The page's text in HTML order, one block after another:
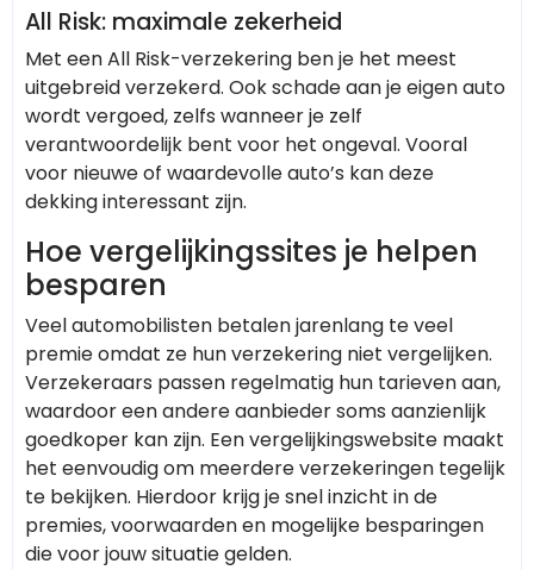
All Risk: maximale zekerheid
Met een All Risk-verzekering ben je het meest
uitgebreid verzekerd. Ook schade aan je eigen auto
wordt vergoed, zelfs wanneer je zelf
verantwoordelijk bent voor het ongeval. Vooral
voor nieuwe of waardevolle auto’s kan deze
dekking interessant zijn.
Hoe vergelijkingssites je helpen
besparen
Veel automobilisten betalen jarenlang te veel
premie omdat ze hun verzekering niet vergelijken.
Verzekeraars passen regelmatig hun tarieven aan,
waardoor een andere aanbieder soms aanzienlijk
goedkoper kan zijn. Een vergelijkingswebsite maakt
het eenvoudig om meerdere verzekeringen tegelijk
te bekijken. Hierdoor krijg je snel inzicht in de
premies, voorwaarden en mogelijke besparingen
die voor jouw situatie gelden.